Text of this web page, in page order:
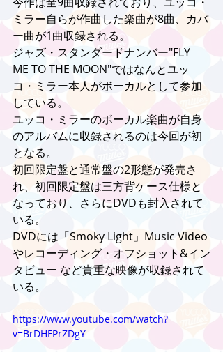
ミラー自らが作曲した楽曲が8曲、カバ
ー曲が1曲収録される。
ジャズ・スタンダードナンバー"FLY
ME TO THE MOON"ではなんとユッ
コ・ミラー本人がボーカルとして参加
している。
ユッコ・ミラーのボーカル楽曲が自身
のアルバムに収録されるのは今回が初
となる。
初回限定盤と通常盤の2形態が発売さ
れ、初回限定盤は三方背ケース仕様と
なっており、さらにDVDも封入されて
いる。
DVDには「Smoky Light」Music Video
やレコーディング・オフショット&イン
タビュー など貴重な映像が収録されて
いる。
https://www.youtube.com/watch?
v=BrDHFPrZDgY